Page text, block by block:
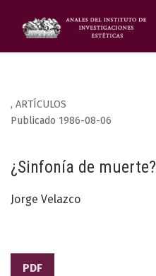
, ARTÍCULOS
¿Sinfonía de muerte?
Publicado 1986-08-06
Jorge Velazco
PDF